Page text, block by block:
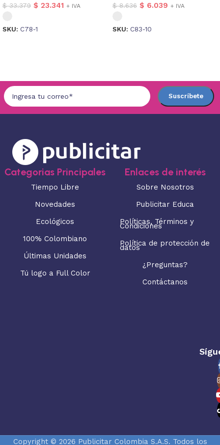
$33.379 $ 23.341 + IVA
SKU: C78-1
$8.636 $ 6.039 + IVA
SKU: C83-10
Categorias Principales
Tiempo Libre
Novedades
Ecológicos
100% Colombiano
Últimas Unidades
Tú logo a Full Color
Enlaces de interés
Sobre Nosotros
Publicitar Educa
Políticas, Términos y
Condiciones
Política de protección de
datos
¿Preguntas?
Contáctanos
Copyright © 2026 Publicitar Colombia S.A.S. Todos los